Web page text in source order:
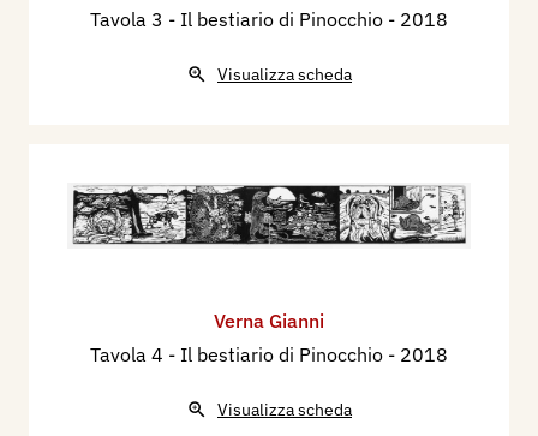
Tavola 3 - Il bestiario di Pinocchio - 2018
Visualizza scheda
Verna Gianni
Tavola 4 - Il bestiario di Pinocchio - 2018
Visualizza scheda